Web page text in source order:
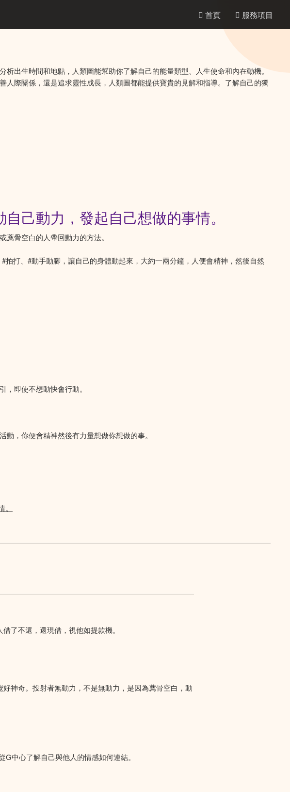
首頁 服務項目
出生時間和地點，人類圖能幫助你了解自己的能量類型、人生使命和內在動機。
際關係，還是追求靈性成長，人類圖都能提供寶貴的見解和指導。了解自己的獨
己動力，發起自己想做的事情。
骨空白的人帶回動力的方法。
打、#動手動腳，讓自己的身體動起來，大約一兩分鐘，人便會精神，然後自然
即使不想動快會行動。
，你便會精神然後有力量想做你想做的事。
了不還，還現借，視他如提款機。
神奇。投射者無動力，不是無動力，是因為薦骨空白，動
中心了解自己與他人的情感如何連結。